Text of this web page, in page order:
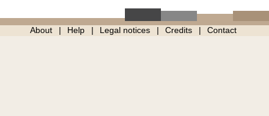
About Help Legal notices Credits Contact